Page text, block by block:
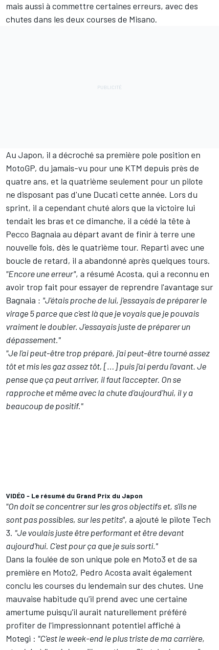
mais aussi à commettre certaines erreurs, avec des
chutes dans les deux courses de Misano.
Au Japon, il a décroché sa première pole position en
MotoGP, du jamais-vu pour une KTM depuis près de
quatre ans, et la quatrième seulement pour un pilote
ne disposant pas d'une Ducati cette année. Lors du
sprint, il a cependant chuté alors que la victoire lui
tendait les bras et ce dimanche, il a cédé la tête à
Pecco Bagnaia au départ avant de finir à terre une
nouvelle fois, dès le quatrième tour. Reparti avec une
boucle de retard, il a abandonné après quelques tours.
"Encore une erreur", a résumé Acosta, qui a reconnu en
avoir trop fait pour essayer de reprendre l'avantage sur
Bagnaia : "J'étais proche de lui, j'essayais de préparer le
virage 5 parce que c'est là que je voyais que je pouvais
vraiment le doubler. J'essayais juste de préparer un
dépassement."
"Je l'ai peut-être trop préparé, j'ai peut-être tourné assez
tôt et mis les gaz assez tôt, [...] puis j'ai perdu l'avant. Je
pense que ça peut arriver, il faut l'accepter. On se
rapproche et même avec la chute d'aujourd'hui, il y a
beaucoup de positif."
VIDÉO - Le résumé du Grand Prix du Japon
"On doit se concentrer sur les gros objectifs et, s'ils ne
sont pas possibles, sur les petits", a ajouté le pilote Tech
3. "Je voulais juste être performant et être devant
aujourd'hui. C'est pour ça que je suis sorti."
Dans la foulée de son unique pole en Moto3 et de sa
première en Moto2, Pedro Acosta avait également
conclu les courses du lendemain sur des chutes. Une
mauvaise habitude qu'il prend avec une certaine
amertume puisqu'il aurait naturellement préféré
profiter de l'impressionnant potentiel affiché à
Motegi : "C'est le week-end le plus triste de ma carrière,